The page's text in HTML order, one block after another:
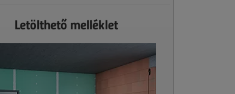
Letölthető melléklet